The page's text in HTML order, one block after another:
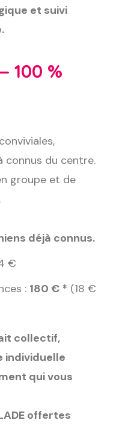
et suivi
100 %
connus du centre.
groupe et de
déjà connus.
€
: 180 € * (18 €
collectif,
individuelle
qui vous
offertes